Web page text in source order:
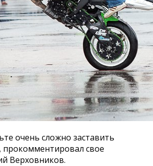
очень сложно заставить
прокомментировал свое
Верховников.